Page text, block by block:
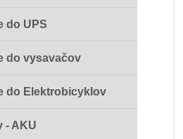
do UPS
do vysavačov
do Elektrobicyklov
- AKU